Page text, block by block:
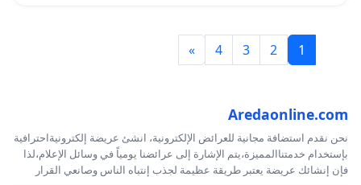
1
2
3
4
»
Aredaonline.com
نحن نقدم استضافة مجانية للعرائض الإلكترونية، انشئ عريضة إلكترونيةاحترافية
بإستخدام خدمتناالمميزة،يتم الإشارة إلى عرائضنا يومياً في وسائل الإعلام،لذا
فإن إنشائك عريضة يعتبر طريقة عظيمة لجذب إنتباه الناس وصانعي القرار